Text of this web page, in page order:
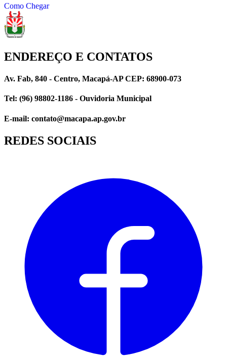
Como Chegar
ENDEREÇO E CONTATOS
Av. Fab, 840 - Centro, Macapá-AP CEP: 68900-073
Tel: (96) 98802-1186 - Ouvidoria Municipal
E-mail: contato@macapa.ap.gov.br
REDES SOCIAIS